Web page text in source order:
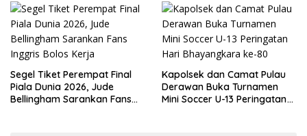
Segel Tiket Perempat Final
Piala Dunia 2026, Jude
Bellingham Sarankan Fans
Kapolsek dan Camat Pulau
Derawan Buka Turnamen
Mini Soccer U-13 Peringatan